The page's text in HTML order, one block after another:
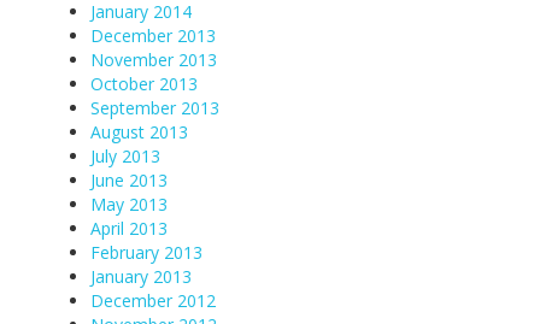
January 2014
December 2013
November 2013
October 2013
September 2013
August 2013
July 2013
June 2013
May 2013
April 2013
February 2013
January 2013
December 2012